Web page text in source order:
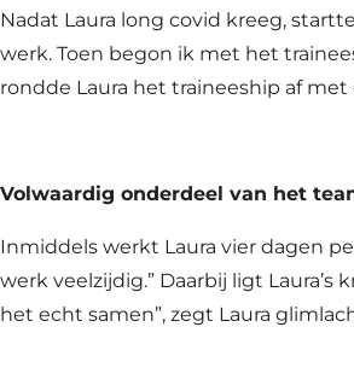
Nadat Laura long covid kreeg,
werk. Toen begon ik met het
rondde Laura het traineeship af
Volwaardig onderdeel van het
Inmiddels werkt Laura vier dagen
werk veelzijdig.” Daarbij ligt
het echt samen”, zegt Laura